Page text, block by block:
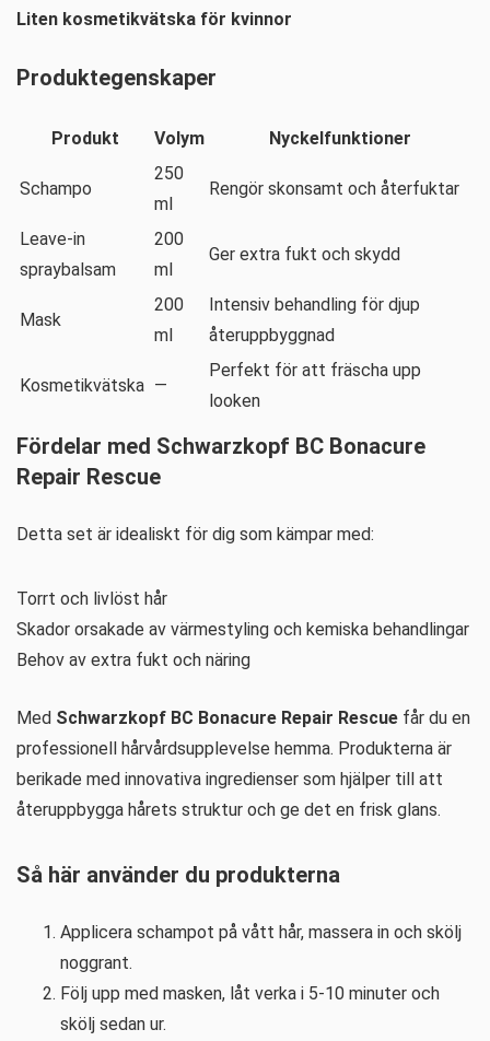
Liten kosmetikvätska för kvinnor
Produktegenskaper
Produkt Volym Nyckelfunktioner
Schampo
250
ml
Rengör skonsamt och återfuktar
Leave-in
spraybalsam
200
ml
Ger extra fukt och skydd
Mask
200
ml
Intensiv behandling för djup
återuppbyggnad
Kosmetikvätska —
Perfekt för att fräscha upp
looken
Fördelar med Schwarzkopf BC Bonacure
Repair Rescue
Detta set är idealiskt för dig som kämpar med:
Torrt och livlöst hår
Skador orsakade av värmestyling och kemiska behandlingar
Behov av extra fukt och näring
Med Schwarzkopf BC Bonacure Repair Rescue får du en
professionell hårvårdsupplevelse hemma. Produkterna är
berikade med innovativa ingredienser som hjälper till att
återuppbygga hårets struktur och ge det en frisk glans.
Så här använder du produkterna
Applicera schampot på vått hår, massera in och skölj
noggrant.
Följ upp med masken, låt verka i 5-10 minuter och
skölj sedan ur.